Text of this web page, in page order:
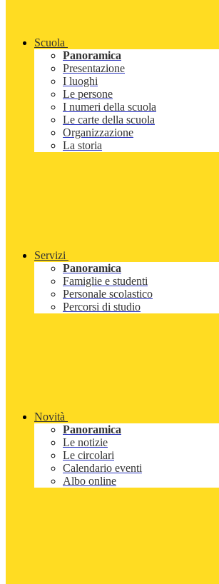
Scuola
Panoramica
Presentazione
I luoghi
Le persone
I numeri della scuola
Le carte della scuola
Organizzazione
La storia
Servizi
Panoramica
Famiglie e studenti
Personale scolastico
Percorsi di studio
Novità
Panoramica
Le notizie
Le circolari
Calendario eventi
Albo online